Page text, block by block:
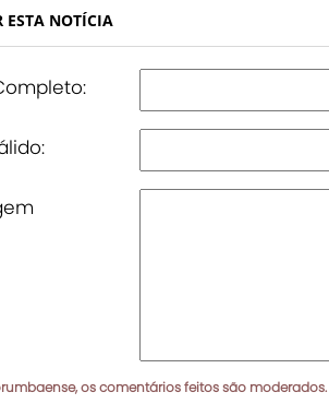
ESTA NOTÍCIA
os comentários feitos são